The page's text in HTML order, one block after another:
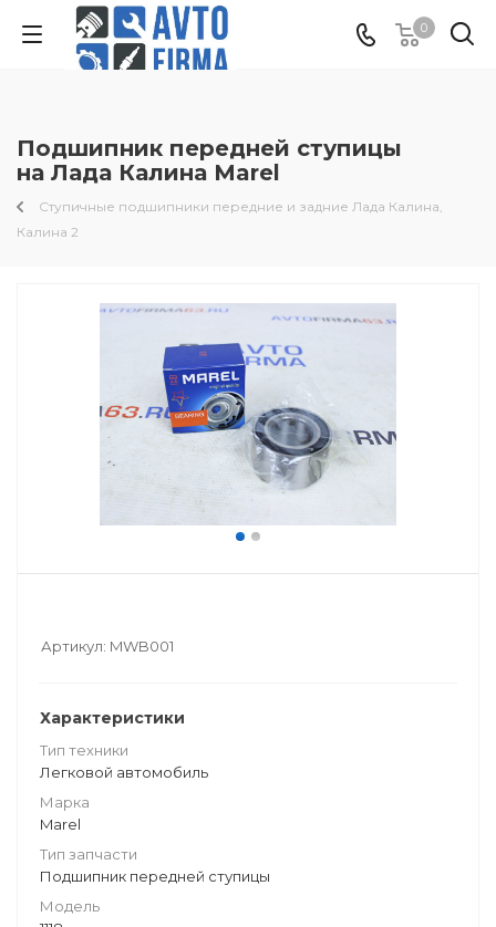
0
Подшипник передней ступицы
на Лада Калина Marel
Ступичные подшипники передние и задние Лада Калина,
Калина 2
Артикул: MWB001
Характеристики
Тип техники
Легковой автомобиль
Марка
Marel
Тип запчасти
Подшипник передней ступицы
Модель